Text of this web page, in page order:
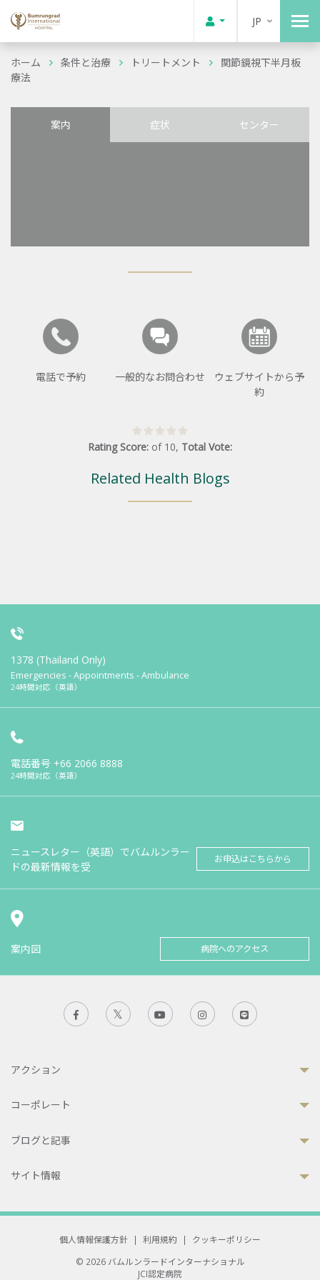
JP
ホーム 条件と治療 トリートメント
関節鏡視下半月板
療法
案内 症状 センター
電話で予約 一般的なお問合わせ
ウェブサイトから予
約
Rating Score: of 10, Total Vote:
Related Health Blogs
1378 (Thailand Only)
Emergencies - Appointments - Ambulance
24時間対応（英語）
電話番号 +66 2066 8888
24時間対応（英語）
ニュースレター（英語）でバムルンラー
ドの最新情報を受
お申込はこちらから
案内図 病院へのアクセス
アクション
コーポレート
ブログと記事
サイト情報
個人情報保護方針 | 利用規約 |
クッキーポリシー
© 2026 バムルンラードインターナショナル
JCI認定病院